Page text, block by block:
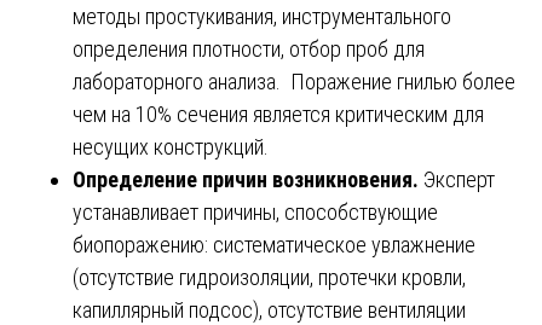
методы простукивания, инструментального
определения плотности, отбор проб для
лабораторного анализа. Поражение гнилью более
чем на 10% сечения является критическим для
несущих конструкций.
Определение причин возникновения. Эксперт
устанавливает причины, способствующие
биопоражению: систематическое увлажнение
(отсутствие гидроизоляции, протечки кровли,
капиллярный подсос), отсутствие вентиляции